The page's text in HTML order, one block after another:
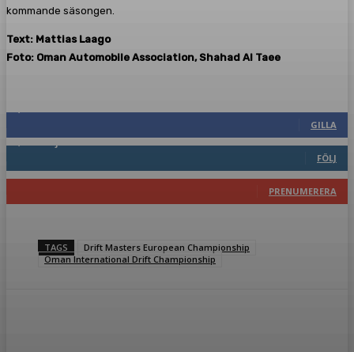
kommande säsongen.
Text: Mattias Laago
Foto: Oman Automobile Association, Shahad Al Taee
GILLA
1,746 Följare
FÖLJ
117 Prenumeranter
PRENUMERERA
TAGS
Drift Masters European Championship
Oman International Drift Championship